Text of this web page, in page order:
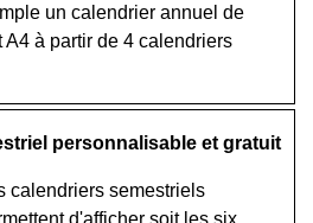
un calendrier annuel de
à partir de 4 calendriers
personnalisable et gratuit
calendriers semestriels
d'afficher soit les six